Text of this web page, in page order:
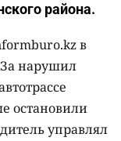
района.
в
нарушил
остановили
управлял